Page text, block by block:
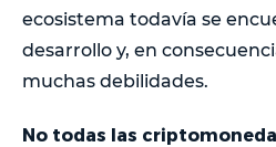
ecosistema todavía se
desarrollo y, en
muchas debilidades.
No todas las